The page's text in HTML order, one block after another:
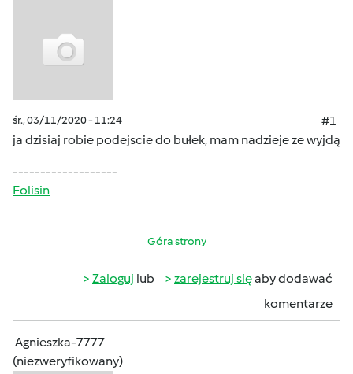
śr., 03/11/2020 - 11:24
#1
ja dzisiaj robie podejscie do bułek, mam nadzieje ze wyjdą
-------------------
Folisin
Góra strony
Zaloguj lub zarejestruj sięaby dodawać
komentarze
Agnieszka-7777
(niezweryfikowany)